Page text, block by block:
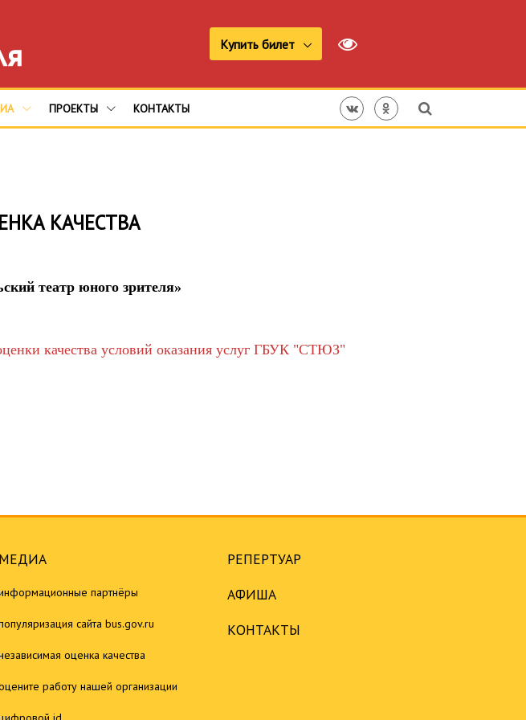
Купить билет
ПРОЕКТЫ КОНТАКТЫ
КАЧЕСТВА
театр юного зрителя»
качества условий оказания услуг ГБУК "СТЮЗ"
МЕДИА
партнёры
сайта bus.gov.ru
оценка качества
работу нашей организации
РЕПЕРТУАР
АФИША
КОНТАКТЫ